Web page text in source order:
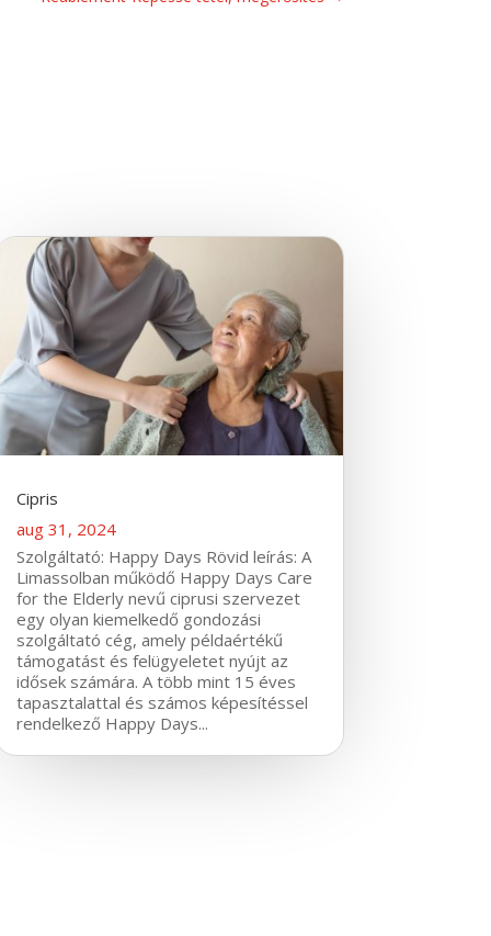
Cipris
aug 31, 2024
Szolgáltató: Happy Days Rövid leírás: A
Limassolban működő Happy Days Care
for the Elderly nevű ciprusi szervezet
egy olyan kiemelkedő gondozási
szolgáltató cég, amely példaértékű
támogatást és felügyeletet nyújt az
idősek számára. A több mint 15 éves
tapasztalattal és számos képesítéssel
rendelkező Happy Days...